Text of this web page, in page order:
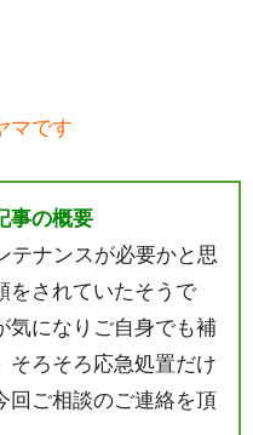
マです
事の概要
テナンスが必要かと思
をされていたそうで
気になりご自身でも補
そろそろ応急処置だけ
回ご相談のご連絡を頂